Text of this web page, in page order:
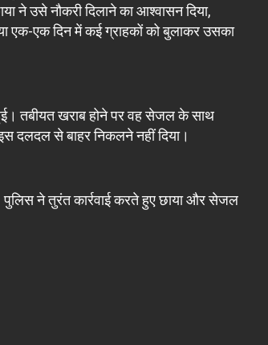
ने उसे नौकरी दिलाने का आश्वासन दिया,
एक-एक दिन में कई ग्राहकों को बुलाकर उसका
तबीयत खराब होने पर वह सेजल के साथ
दलदल से बाहर निकलने नहीं दिया।
ने तुरंत कार्रवाई करते हुए छाया और सेजल